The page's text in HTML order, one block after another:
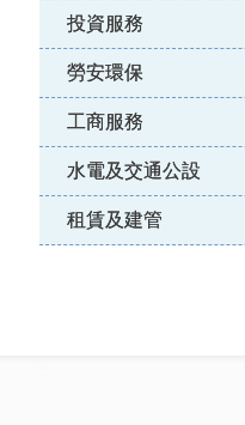
投資服務
勞安環保
工商服務
水電及交通公設
租賃及建管